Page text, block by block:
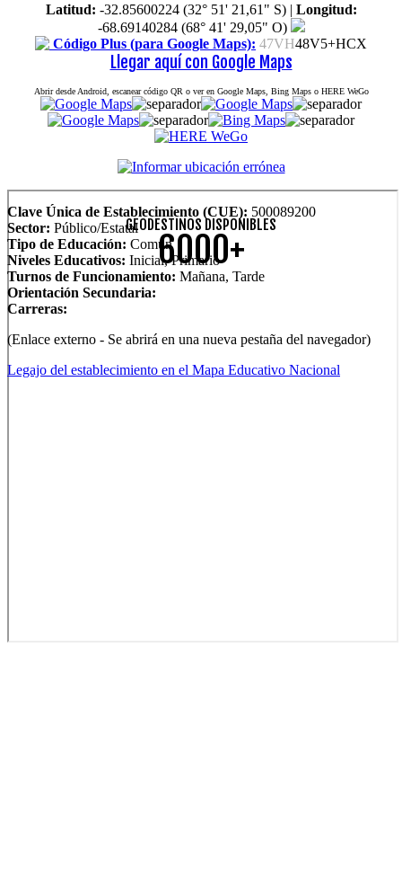
Latitud: -32.85600224 (32° 51' 21,61" S)| Longitud:
-68.69140284 (68° 41' 29,05" O)
Código Plus (para Google Maps): 47VH48V5+HCX
Llegar aquí con Google Maps
Abrir desde Android, escanear código QR o ver en Google Maps, Bing Maps o HERE WeGo
Clave Única de Establecimiento (CUE): 500089200
Sector: Público/Estatal
Tipo de Educación: Común
Niveles Educativos: Inicial, Primario
Turnos de Funcionamiento: Mañana, Tarde
Orientación Secundaria:
Carreras:
(Enlace externo - Se abrirá en una nueva pestaña del navegador)
Legajo del establecimiento en el Mapa Educativo Nacional
GEODESTINOS DISPONIBLES
6000+